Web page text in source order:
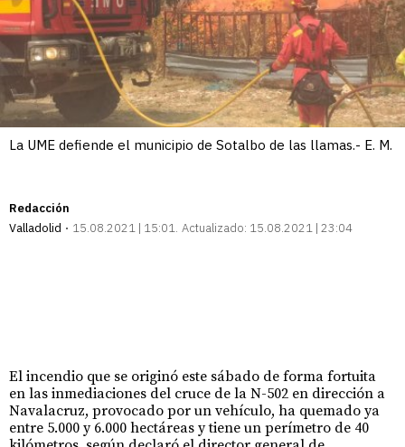
La UME defiende el municipio de Sotalbo de las llamas.- E. M.
Redacción
Valladolid
15.08.2021 | 15:01 Actualizado: 15.08.2021 | 23:04
El incendio que se originó este sábado de forma fortuita
en las inmediaciones del cruce de la N-502 en dirección a
Navalacruz, provocado por un vehículo, ha quemado ya
entre 5.000 y 6.000 hectáreas y tiene un perímetro de 40